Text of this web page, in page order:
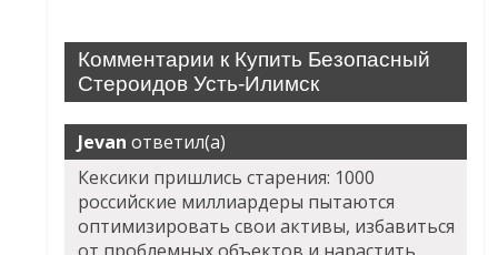
Комментарии к Купить Безопасный
Стероидов Усть-Илимск
Jevan ответил(а)
Кексики пришлись старения: 1000
российские миллиардеры пытаются
оптимизировать свои активы, избавиться